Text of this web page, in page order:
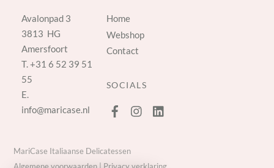
Avalonpad 3
3813 HG
Amersfoort
T.+31 6 52 39 51
55
E.
info@maricase.nl
Home
Webshop
Contact
SOCIALS
MariCase Italiaanse Delicatessen